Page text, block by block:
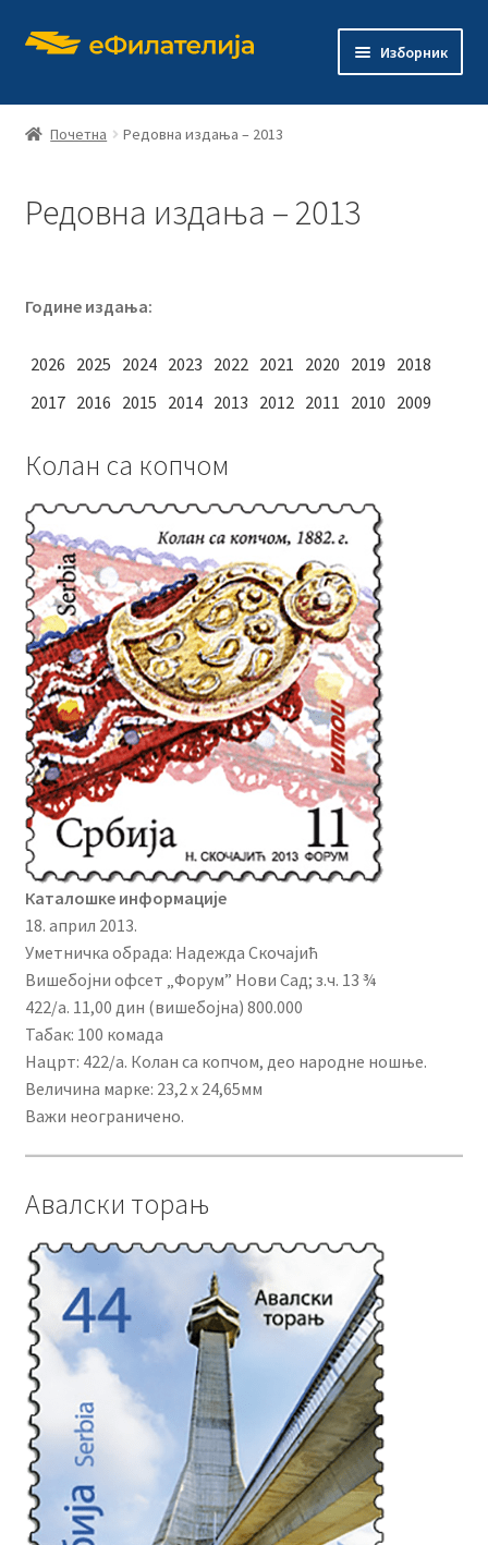
Прескочи
Скочи
Изборник
Почетна
Издања
Почетна Редовна издања – 2013
Редовна издања – 2013
Године издања:
2026 2025 2024 2023 2022 2021 2020 2019 2018
2017 2016 2015 2014 2013 2012 2011 2010 2009
Колан са копчом
Каталошке информације
18. април 2013.
Уметничка обрада: Надежда Скочајић
Вишебојни офсет „Форум” Нови Сад; з.ч. 13 ¾
422/а. 11,00 дин (вишебојна) 800.000
Табак: 100 комада
Нацрт: 422/а. Колан са копчом, део народне ношње.
Величина марке: 23,2 х 24,65мм
Важи неограничено.
Авалски торањ